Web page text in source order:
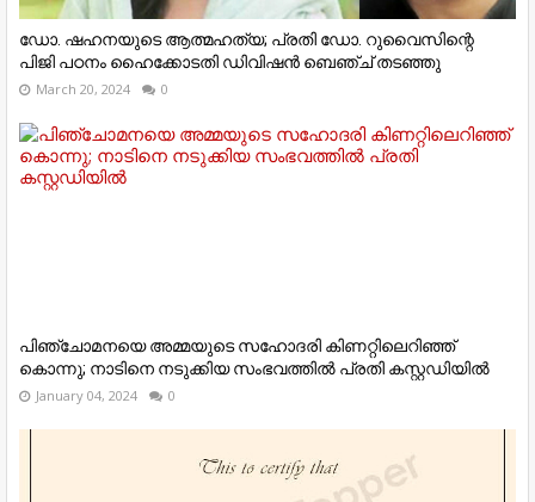
ഡോ. ഷഹനയുടെ ആത്മഹത്യ; പ്രതി ഡോ. റുവൈസിന്റെ
പിജി പഠനം ഹൈക്കോടതി ഡിവിഷന്‍ ബെഞ്ച് തടഞ്ഞു
March 20, 2024 0
പിഞ്ചോമനയെ അമ്മയുടെ സഹോദരി കിണറ്റിലെറിഞ്ഞ്
കൊന്നു; നാടിനെ നടുക്കിയ സംഭവത്തില്‍ പ്രതി കസ്റ്റഡിയില്‍
January 04, 2024 0